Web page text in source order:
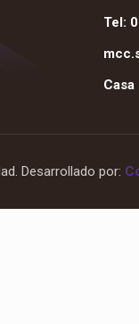
Tel:
Desarrollado por: